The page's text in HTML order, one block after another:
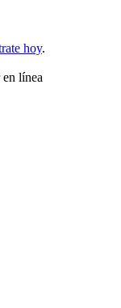
hoy.
línea